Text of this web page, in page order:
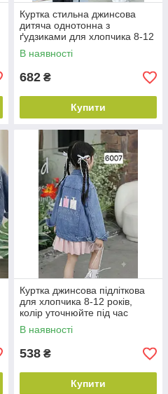
Куртка стильна джинсова
дитяча однотонна з
ґудзиками для хлопчика 8-12
років, колір уточнюйте під час
замовлення
В наявності
682 ₴
Купити
Куртка джинсова підліткова
для хлопчика 8-12 років,
колір уточнюйте під час
замовлення
В наявності
538 ₴
Купити